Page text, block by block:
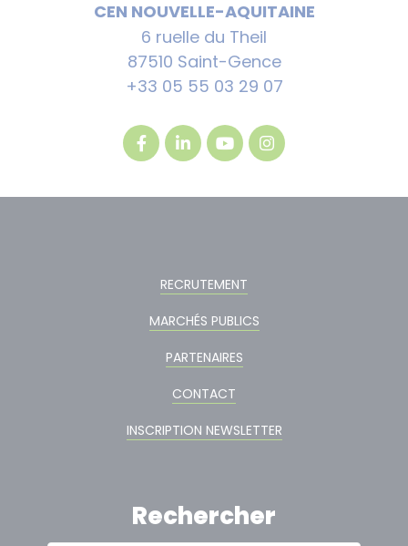
CEN NOUVELLE-AQUITAINE
6 ruelle du Theil
87510 Saint-Gence
+33 05 55 03 29 07
RECRUTEMENT
MARCHÉS PUBLICS
PARTENAIRES
CONTACT
INSCRIPTION NEWSLETTER
Rechercher